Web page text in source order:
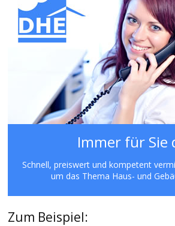
Immer für Sie
Schnell, preiswert und kompetent
um das Thema Haus- und
Zum Beispiel: